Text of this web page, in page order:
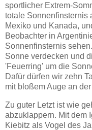
sportlicher Extrem-
totale Sonnenfinsternis
Mexiko und Kanada,
Beobachter in
Sonnenfinsternis
Sonne verdecken und
'Feuerring' um die
Dafür dürfen wir zehn
mit bloßem Auge an
Zu guter Letzt ist wie
abzuklappern. Mit dem
Kiebitz als Vogel des